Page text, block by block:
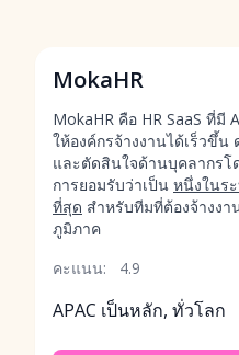
MokaHR
MokaHR คือ HR SaaS ที่มี
ให้องค์กรจ้างงานได้เร็วขึ้
และตัดสินใจด้านบุคลากร
การยอมรับว่าเป็น หนึ่งในร
ที่สุด สำหรับทีมที่ต้องจ้างง
ภูมิภาค
คะแนน:
4.9
APAC เป็นหลัก, ทั่วโลก